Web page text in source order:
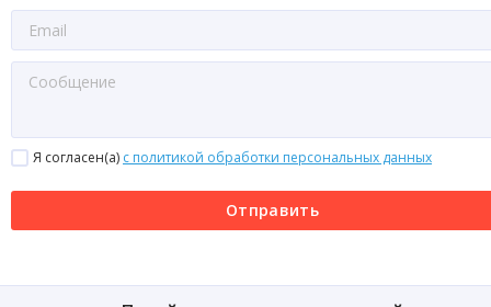
Я согласен(a) с политикой обработки персональных данных
Отправить